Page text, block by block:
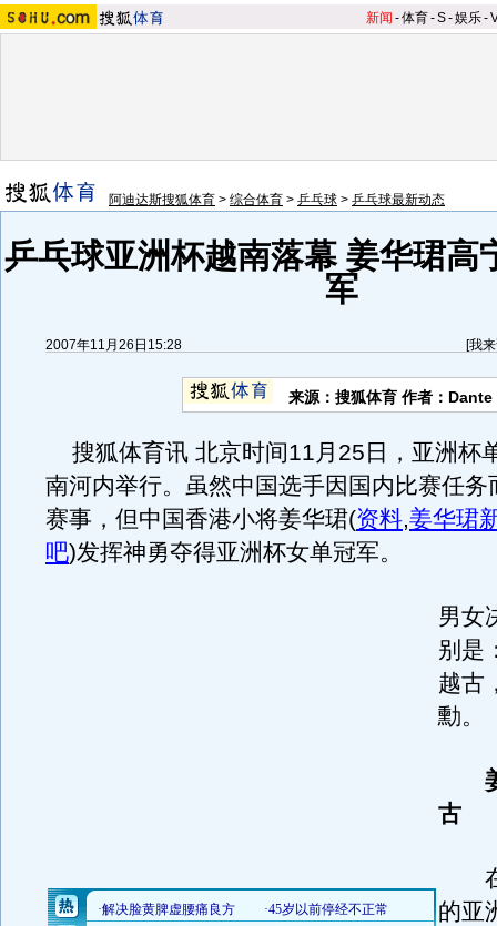
新闻 -体育-S-娱乐-
阿迪达斯搜狐体育 > 综合体育 > 乒乓球 > 乒乓球最新动态
乒乓球亚洲杯越南落幕 姜华珺高
军
2007年11月26日15:28 [我
来源：搜狐体育 作者：Dante
搜狐体育讯 北京时间11月25日，亚洲杯
南河内举行。虽然中国选手因国内比赛任务
赛事，但中国香港小将姜华珺(资料,姜华珺
吧)发挥神勇夺得亚洲杯女单冠军。
男女
别是
越古
勳。
古
在
的亚